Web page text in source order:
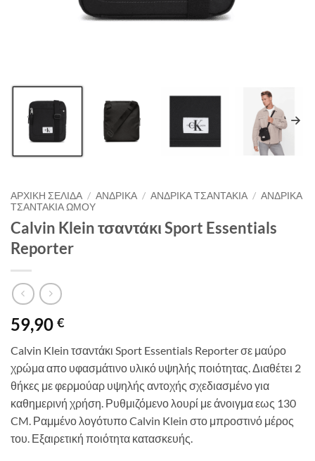
ΑΡΧΙΚΉ ΣΕΛΊΔΑ / ΑΝΔΡΙΚΑ / ΑΝΔΡΙΚΑ ΤΣΑΝΤΑΚΙΑ / ΑΝΔΡΙΚΑ
ΤΣΑΝΤΑΚΙΑ ΩΜΟΥ
Calvin Klein τσαντάκι Sport Essentials
Reporter
59,90 €
Calvin Klein τσαντάκι Sport Essentials Reporter σε μαύρο
χρώμα απο υφασμάτινο υλικό υψηλής ποιότητας. Διαθέτει 2
θήκες με φερμούαρ υψηλής αντοχής σχεδιασμένο για
καθημερινή χρήση. Ρυθμιζόμενο λουρί με άνοιγμα εως 130
CM. Ραμμένο λογότυπο Calvin Klein στο μπροστινό μέρος
του. Εξαιρετική ποιότητα κατασκευής.